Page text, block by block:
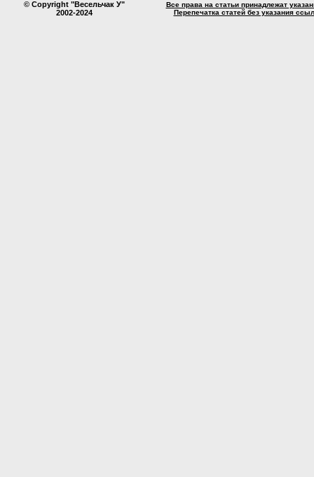
© Copyright "Весельчак У"
2002-2024
Все права на статьи принадлежат
Перепечатка статей без указания